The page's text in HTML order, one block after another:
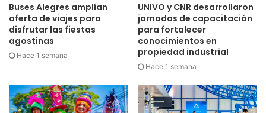
Buses Alegres amplían
oferta de viajes para
disfrutar las fiestas
agostinas
Hace 1 semana
UNIVO y CNR desarrollaron
jornadas de capacitación
para fortalecer
conocimientos en
propiedad industrial
Hace 1 semana